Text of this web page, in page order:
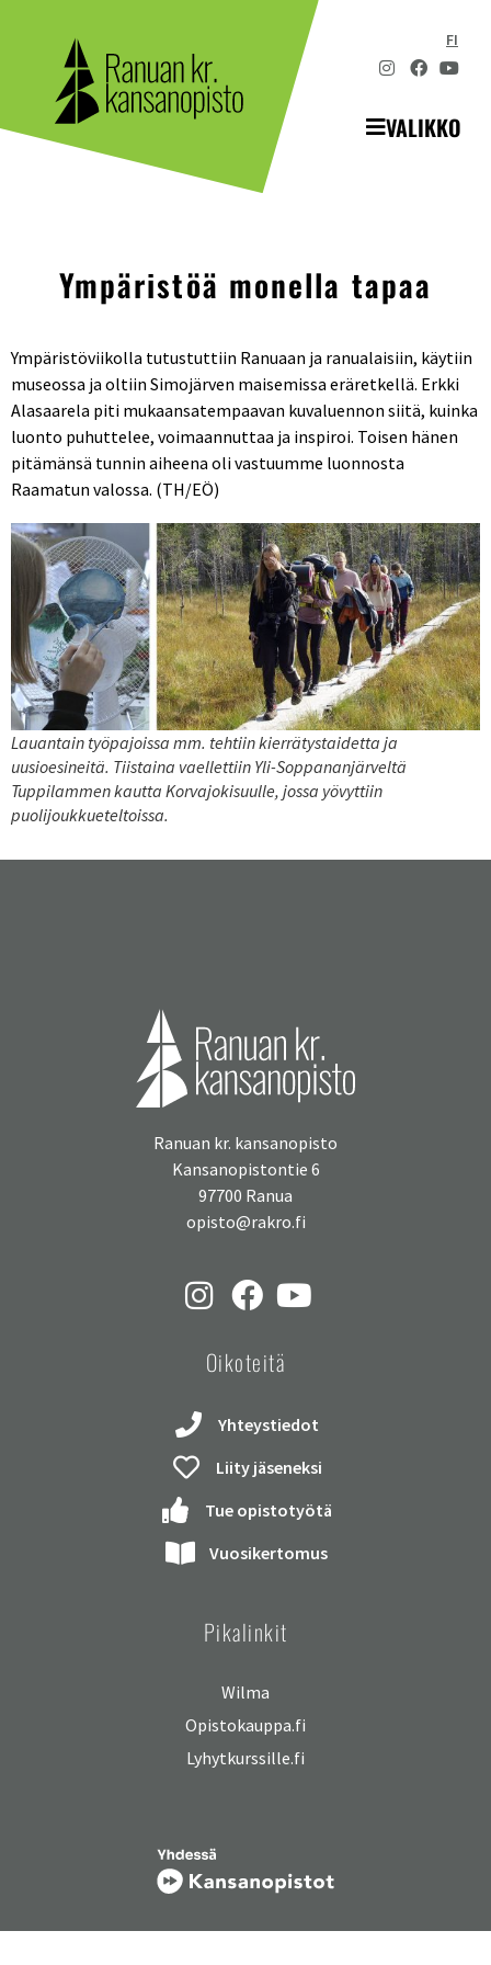
FI
VALIKKO
Ympäristöä monella tapaa
Ympäristöviikolla tutustuttiin Ranuaan ja ranualaisiin, käytiin
museossa ja oltiin Simojärven maisemissa eräretkellä. Erkki
Alasaarela piti mukaansatempaavan kuvaluennon siitä, kuinka
luonto puhuttelee, voimaannuttaa ja inspiroi. Toisen hänen
pitämänsä tunnin aiheena oli vastuumme luonnosta
Raamatun valossa. (TH/EÖ)
Lauantain työpajoissa mm. tehtiin kierrätystaidetta ja
uusioesineitä. Tiistaina vaellettiin Yli-Soppananjärveltä
Tuppilammen kautta Korvajokisuulle, jossa yövyttiin
puolijoukkueteltoissa.
Ranuan kr. kansanopisto
Kansanopistontie 6
97700 Ranua
opisto@rakro.fi
Oikoteitä
Yhteystiedot
Liity jäseneksi
Tue opistotyötä
Vuosikertomus
Pikalinkit
Wilma
Opistokauppa.fi
Lyhytkurssille.fi